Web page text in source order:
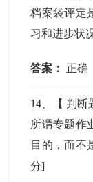
档案袋评定
习和进步
答案： 正确
14 、【 判断
所谓专题作
目的，而
分]